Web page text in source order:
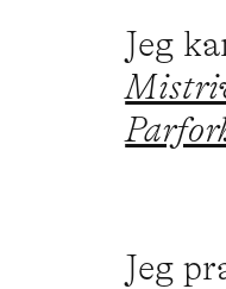
Jeg
Jeg